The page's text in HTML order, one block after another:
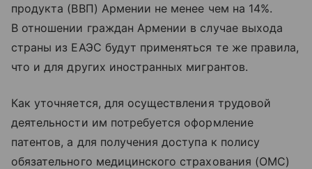
продукта (ВВП) Армении не менее чем на 14%.
В отношении граждан Армении в случае выхода
страны из ЕАЭС будут применяться те же правила,
что и для других иностранных мигрантов.
Как уточняется, для осуществления трудовой
деятельности им потребуется оформление
патентов, а для получения доступа к полису
обязательного медицинского страхования (ОМС)